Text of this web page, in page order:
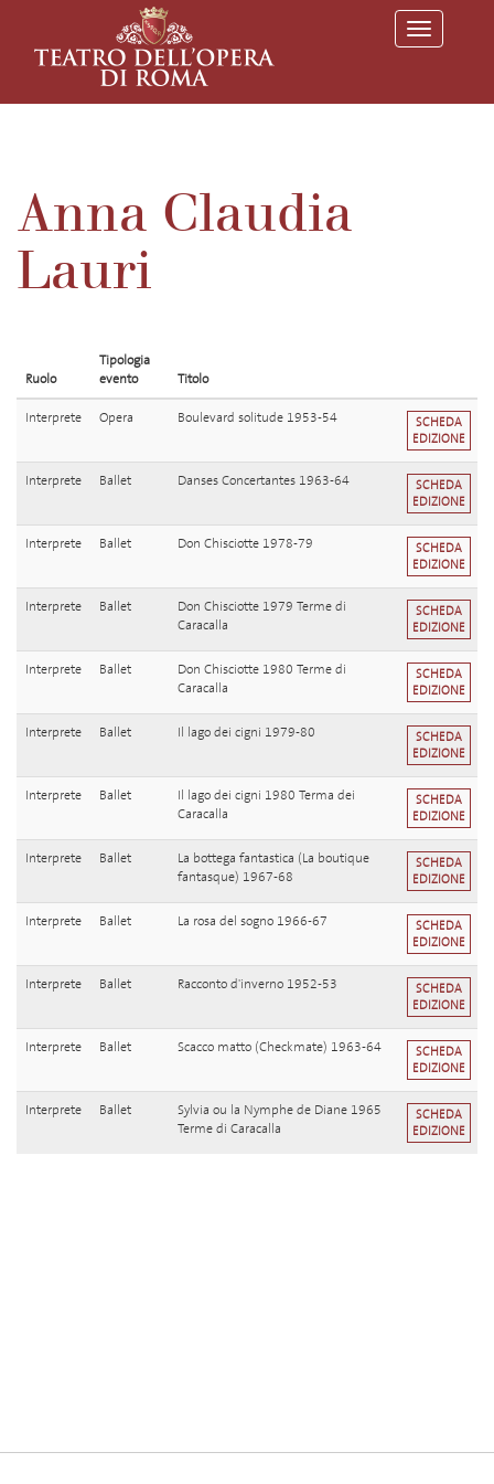
T
o
l
Anna Claudia
Lauri
Ruolo
Tipologia
evento
Titolo
Interprete Opera Boulevard solitude 1953-54
SCHEDA
EDIZIONE
Interprete Ballet Danses Concertantes 1963-64
SCHEDA
EDIZIONE
Interprete Ballet Don Chisciotte 1978-79
SCHEDA
EDIZIONE
Interprete Ballet
Don Chisciotte 1979 Terme di
Caracalla
SCHEDA
EDIZIONE
Interprete Ballet
Don Chisciotte 1980 Terme di
Caracalla
SCHEDA
EDIZIONE
Interprete Ballet Il lago dei cigni 1979-80
SCHEDA
EDIZIONE
Interprete Ballet
Il lago dei cigni 1980 Terma dei
Caracalla
SCHEDA
EDIZIONE
Interprete Ballet
La bottega fantastica (La boutique
fantasque) 1967-68
SCHEDA
EDIZIONE
Interprete Ballet La rosa del sogno 1966-67
SCHEDA
EDIZIONE
Interprete Ballet Racconto d'inverno 1952-53
SCHEDA
EDIZIONE
Interprete Ballet Scacco matto (Checkmate) 1963-64
SCHEDA
EDIZIONE
Interprete Ballet
Sylvia ou la Nymphe de Diane 1965
Terme di Caracalla
SCHEDA
EDIZIONE